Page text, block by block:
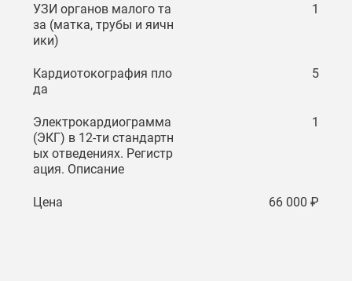
УЗИ органов малого та
за (матка, трубы и яичн
ики)
1
Кардиотокография пло
да
5
Электрокардиограмма
(ЭКГ) в 12-ти стандартн
ых отведениях. Регистр
ация. Описание
1
Цена 66 000 ₽